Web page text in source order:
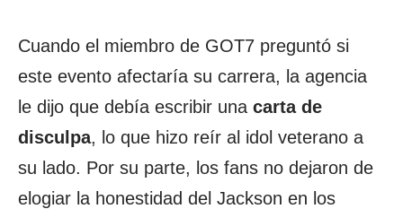
Cuando el miembro de GOT7 preguntó si
este evento afectaría su carrera, la agencia
le dijo que debía escribir una carta de
disculpa, lo que hizo reír al idol veterano a
su lado. Por su parte, los fans no dejaron de
elogiar la honestidad del Jackson en los